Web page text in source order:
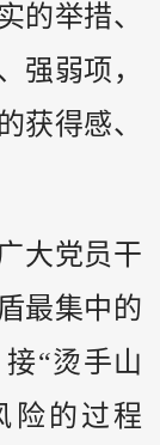
的举措、
强弱项，
获得感、
大党员干
最集中的
“烫手山
险的过程